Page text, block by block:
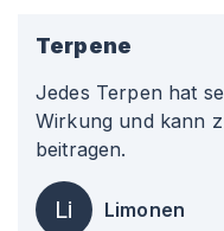
Terpene
Jedes Terpen hat
Wirkung und kann
beitragen.
Li Limonen